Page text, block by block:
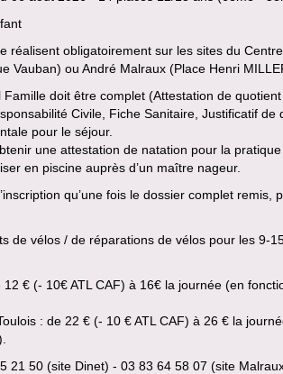
réalisent obligatoirement sur les sites du
Vauban) ou André Malraux (Place Henri
doit être complet (Attestation de quotient
Civile, Fiche Sanitaire, Justificatif de
pour le séjour.
une attestation de natation pour la
en piscine auprès d’un maître nageur.
qu’une fois le dossier complet remis,
de vélos / de réparations de vélos pour les 9-
12 € (- 10€ ATL CAF) à 16€ la journée (en
: de 22 € (- 10 € ATL CAF) à 26 € la
21 50 (site Dinet) - 03 83 64 58 07 (site